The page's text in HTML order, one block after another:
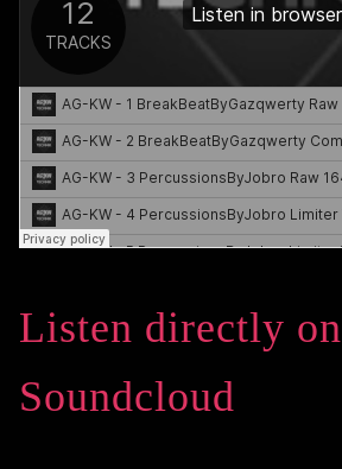
Listen directly on
Soundcloud